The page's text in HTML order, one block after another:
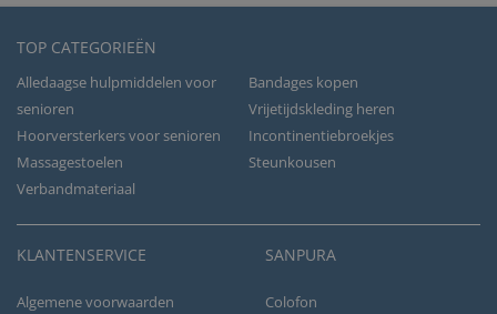
TOP CATEGORIEËN
Alledaagse hulpmiddelen voor
senioren
Bandages kopen
Vrijetijdskleding heren
Hoorversterkers voor senioren
Incontinentiebroekjes
Massagestoelen
Steunkousen
Verbandmateriaal
KLANTENSERVICE
Algemene voorwaarden
SANPURA
Colofon